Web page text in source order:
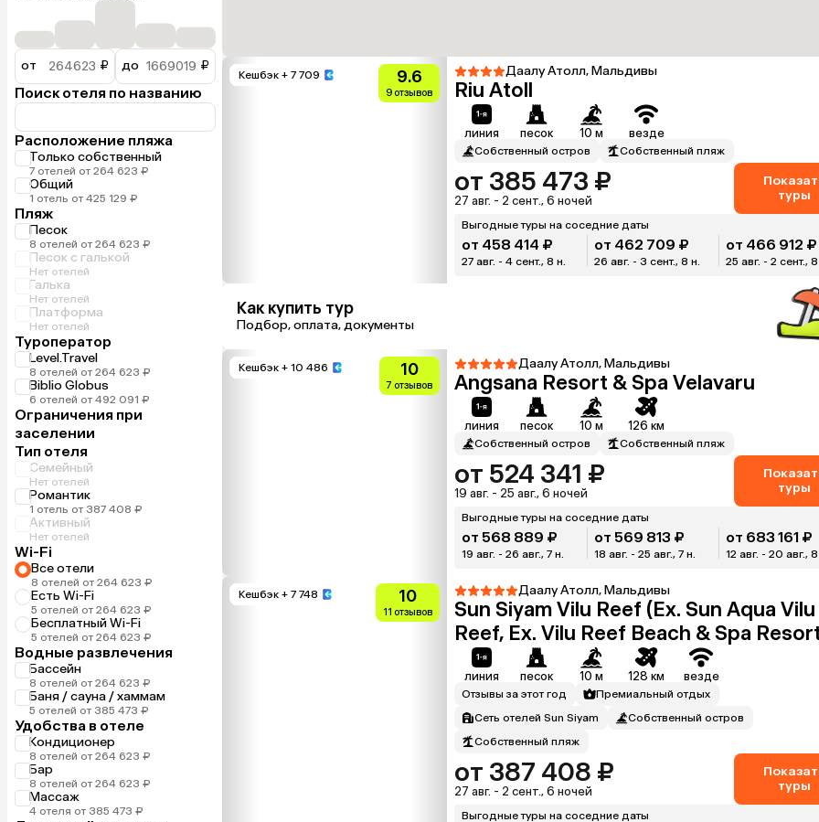
от ₽ до ₽
Поиск отеля по названию
Расположение пляжа
Только собственный
7 отелей от 264 623 ₽
Общий
1 отель от 425 129 ₽
Пляж
Песок
8 отелей от 264 623 ₽
Песок с галькой
Нет отелей
Галька
Нет отелей
Платформа
Нет отелей
Туроператор
Level.Travel
8 отелей от 264 623 ₽
Biblio Globus
6 отелей от 492 091 ₽
Ограничения при
заселении
Тип отеля
Семейный
Нет отелей
Романтик
1 отель от 387 408 ₽
Активный
Нет отелей
Wi-Fi
Все отели
8 отелей от 264 623 ₽
Есть Wi-Fi
5 отелей от 264 623 ₽
Бесплатный Wi-Fi
5 отелей от 264 623 ₽
Водные развлечения
Бассейн
8 отелей от 264 623 ₽
Баня / сауна / хаммам
5 отелей от 385 473 ₽
Удобства в отеле
Кондиционер
8 отелей от 264 623 ₽
Бар
8 отелей от 264 623 ₽
Массаж
4 отеля от 385 473 ₽
Кешбэк + 7 709 9.6
9 отзывов
Даалу Атолл, Мальдивы
Riu Atoll
линия песок 10 м везде
Собственный остров Собственный пляж
от 385 473 ₽
27 авг. - 2 сент., 6 ночей
туры
Выгодные туры на соседние даты
от 458 414 ₽
27 авг. - 4 сент., 8 н.
от 462 709 ₽
26 авг. - 3 сент., 8 н.
от 466 912 ₽
25 авг. - 2 сент., 8
Как купить тур
Подбор, оплата, документы
Кешбэк + 10 486 10
7 отзывов
Даалу Атолл, Мальдивы
Angsana Resort & Spa Velavaru
линия песок 10 м 126 км
Собственный остров Собственный пляж
от 524 341 ₽
19 авг. - 25 авг., 6 ночей
туры
Выгодные туры на соседние даты
от 568 889 ₽
19 авг. - 26 авг., 7 н.
от 569 813 ₽
18 авг. - 25 авг., 7 н.
от 683 161 ₽
12 авг. - 20 авг., 8
Кешбэк + 7 748 10
11 отзывов
Даалу Атолл, Мальдивы
Sun Siyam Vilu Reef (Ex. Sun Aqua Vilu
Reef, Ex. Vilu Reef Beach & Spa
линия песок 10 м 128 км везде
Отзывы за этот год
Премиальный отдых
Сеть отелей Sun Siyam
Собственный остров
Собственный пляж
от 387 408 ₽
27 авг. - 2 сент., 6 ночей
туры
Выгодные туры на соседние даты